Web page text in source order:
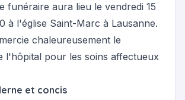
funéraire aura lieu le vendredi 15
à l'église Saint-Marc à Lausanne.
chaleureusement le
l'hôpital pour les soins affectueux
et concis